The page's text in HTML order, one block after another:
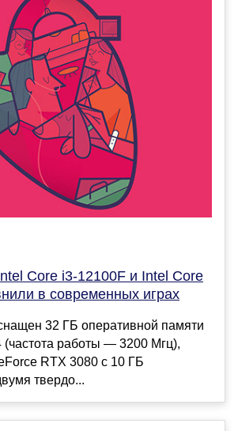
Core i3-12100F и Intel Core
в современных играх
32 ГБ оперативной памяти
работы — 3200 Мгц),
RTX 3080 с 10 ГБ
твердо...